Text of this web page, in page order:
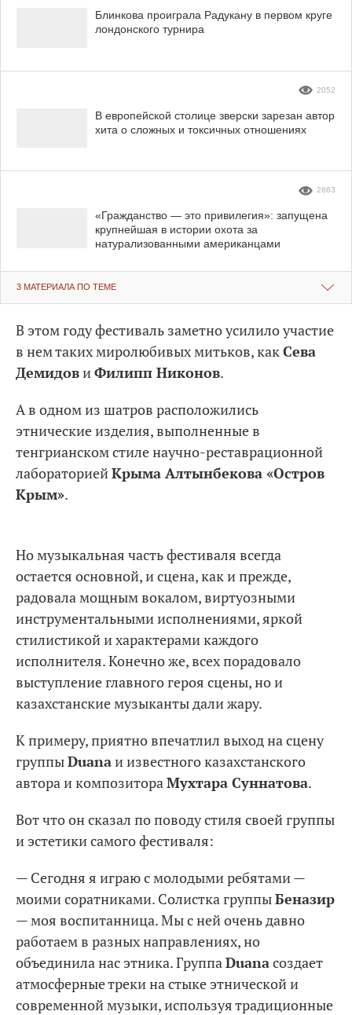
Блинкова проиграла Радукану в первом круге
лондонского турнира
В европейской столице зверски зарезан автор
хита о сложных и токсичных отношениях
2052
«Гражданство — это привилегия»: запущена
крупнейшая в истории охота за
натурализованными американцами
2863
3 МАТЕРИАЛА ПО ТЕМЕ
В этом году фестиваль заметно усилило участие
в нем таких миролюбивых митьков, какСева
ДемидовиФилипп Никонов.
А в одном из шатров расположились
этнические изделия, выполненные в
тенгрианском стиле научно-реставрационной
лабораториейКрыма Алтынбекова «Остров
Крым».
Но музыкальная часть фестиваля всегда
остается основной, и сцена, как и прежде,
радовала мощным вокалом, виртуозными
инструментальными исполнениями, яркой
стилистикой и характерами каждого
исполнителя. Конечно же, всех порадовало
выступление главного героя сцены, но и
казахстанские музыканты дали жару.
К примеру, приятно впечатлил выход на сцену
группыDuanaи известного казахстанского
автора и композитораМухтара Суннатова.
Вот что он сказал по поводу стиля своей группы
и эстетики самого фестиваля:
— Сегодня я играю с молодыми ребятами —
моими соратниками. Солистка группыБеназир
— моя воспитанница. Мы с ней очень давно
работаем в разных направлениях, но
объединила нас этника. ГруппаDuanaсоздает
атмосферные треки на стыке этнической и
современной музыки, используя традиционные